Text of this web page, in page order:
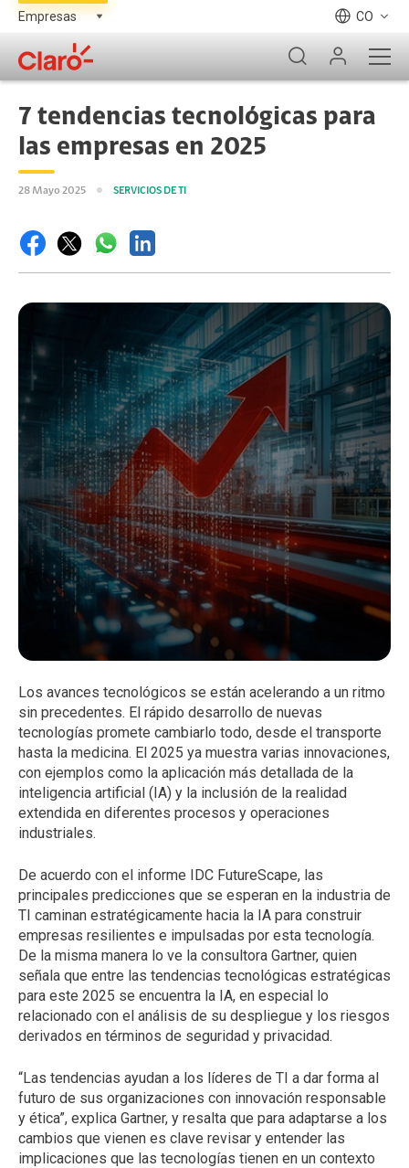
CO
7 tendencias tecnológicas para
las empresas en 2025
28 Mayo 2025 SERVICIOS DE TI
Los avances tecnológicos se están acelerando a un ritmo
sin precedentes. El rápido desarrollo de nuevas
tecnologías promete cambiarlo todo, desde el transporte
hasta la medicina. El 2025 ya muestra varias innovaciones,
con ejemplos como la aplicación más detallada de la
inteligencia artificial (IA) y la inclusión de la realidad
extendida en diferentes procesos y operaciones
industriales.
De acuerdo con el informe IDC FutureScape, las
principales predicciones que se esperan en la industria de
TI caminan estratégicamente hacia la IA para construir
empresas resilientes e impulsadas por esta tecnología.
De la misma manera lo ve la consultora Gartner, quien
señala que entre las tendencias tecnológicas estratégicas
para este 2025 se encuentra la IA, en especial lo
relacionado con el análisis de su despliegue y los riesgos
derivados en términos de seguridad y privacidad.
“Las tendencias ayudan a los líderes de TI a dar forma al
futuro de sus organizaciones con innovación responsable
y ética”, explica Gartner, y resalta que para adaptarse a los
cambios que vienen es clave revisar y entender las
implicaciones que las tecnologías tienen en un contexto